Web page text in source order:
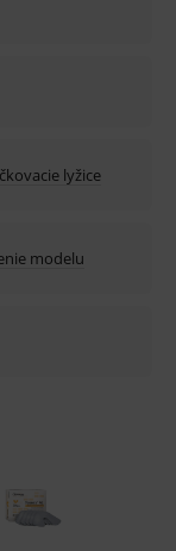
lyžice
modelu